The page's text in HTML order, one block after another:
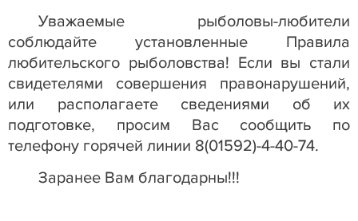
Уважаемые рыболовы-любители
соблюдайте установленные Правила
любительского рыболовства! Если вы стали
свидетелями совершения правонарушений,
или располагаете сведениями об их
подготовке, просим Вас сообщить по
телефону горячей линии 8(01592)-4-40-74.
Заранее Вам благодарны!!!